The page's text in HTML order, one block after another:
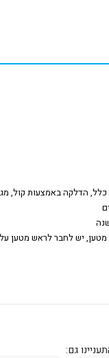
הדלקה באמצעות קול,
מטען, יש לחבר לראש מטען
גם: